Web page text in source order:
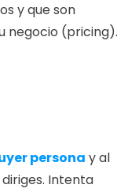
y que son
negocio (pricing).
persona y al
Intenta